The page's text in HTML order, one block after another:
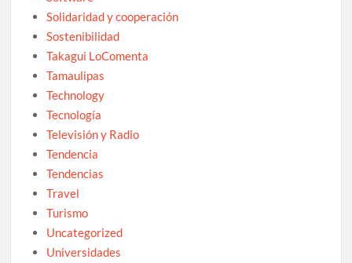
Solidaridad y cooperación
Sostenibilidad
Takagui LoComenta
Tamaulipas
Technology
Tecnología
Televisión y Radio
Tendencia
Tendencias
Travel
Turismo
Uncategorized
Universidades